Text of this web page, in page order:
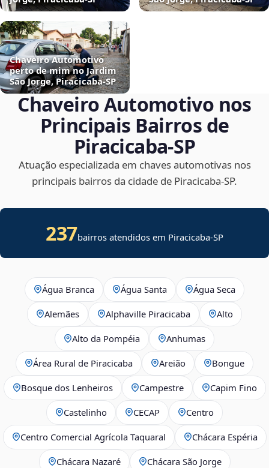
Chaveiro Automotivo
perto de mim no Jardim
São Jorge, Piracicaba‑SP
Chaveiro Automotivo nos
Principais Bairros de
Piracicaba‑SP
Atuação especializada em chaves automotivas nos
principais bairros da cidade de Piracicaba‑SP.
237bairros atendidos em Piracicaba-SP
Água Branca Água Santa Água Seca
Alemães Alphaville Piracicaba Alto
Alto da Pompéia Anhumas
Área Rural de Piracicaba Areião Bongue
Bosque dos Lenheiros Campestre Capim Fino
Castelinho CECAP Centro
Centro Comercial Agrícola Taquaral Chácara Espéria
Chácara Nazaré Chácara São Jorge